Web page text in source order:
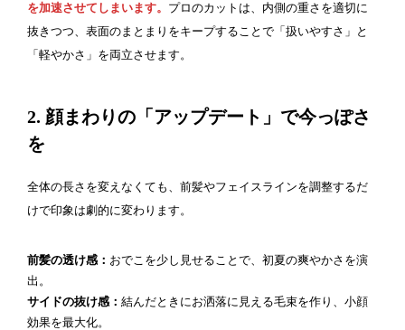
を加速させてしまいます。 プロのカットは、内側の重さを適切に
抜きつつ、表面のまとまりをキープすることで「扱いやすさ」と
「軽やかさ」を両立させます。
2. 顔まわりの「アップデート」で今っぽさ
を
全体の長さを変えなくても、前髪やフェイスラインを調整するだ
けで印象は劇的に変わります。
前髪の透け感： おでこを少し見せることで、初夏の爽やかさを演
出。
サイドの抜け感： 結んだときにお洒落に見える毛束を作り、小顔
効果を最大化。